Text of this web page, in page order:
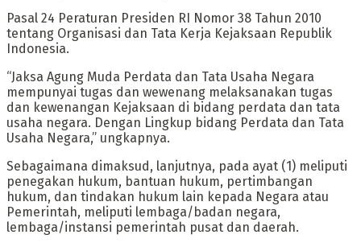
Pasal 24 Peraturan Presiden RI Nomor 38 Tahun 2010
tentang Organisasi dan Tata Kerja Kejaksaan Republik
Indonesia.
“Jaksa Agung Muda Perdata dan Tata Usaha Negara
mempunyai tugas dan wewenang melaksanakan tugas
dan kewenangan Kejaksaan di bidang perdata dan tata
usaha negara. Dengan Lingkup bidang Perdata dan Tata
Usaha Negara,” ungkapnya.
Sebagaimana dimaksud, lanjutnya, pada ayat (1) meliputi
penegakan hukum, bantuan hukum, pertimbangan
hukum, dan tindakan hukum lain kepada Negara atau
Pemerintah, meliputi lembaga/badan negara,
lembaga/instansi pemerintah pusat dan daerah.